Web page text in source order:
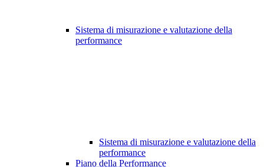
Sistema di misurazione e valutazione della
performance
Sistema di misurazione e valutazione della
performance
Piano della Performance